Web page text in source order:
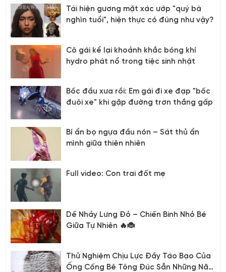
Tái hiện gương mặt xác ướp "quý bà
nghìn tuổi", hiện thực có đúng như vậy?
Cô gái kể lại khoảnh khắc bóng khí
hydro phát nổ trong tiệc sinh nhật
Bốc đầu xưa rồi: Em gái đi xe đạp "bốc
đuôi xe" khi gặp đường trơn thắng gấp
Bí ẩn bọ ngựa đầu nón – Sát thủ ẩn
mình giữa thiên nhiên
Full video: Con trai đốt mẹ
Dế Nhảy Lưng Đỏ – Chiến Binh Nhỏ Bé
Giữa Tự Nhiên 🔥🐞
Thử Nghiệm Chịu Lực Đầy Táo Bạo Của
Ống Cống Bê Tông Đúc Sẵn Những Năm